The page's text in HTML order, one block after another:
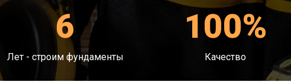
6
Лет - строим фундаменты
100%
Качество